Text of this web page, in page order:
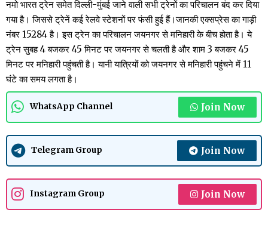
नमो भारत ट्रेन समेत दिल्ली-मुंबई जाने वाली सभी ट्रेनों का परिचालन बंद कर दिया
गया है। जिससे ट्रेनें कई रेलवे स्टेशनों पर फंसी हुई हैं।जानकी एक्सप्रेस का गाड़ी
नंबर 15284 है। इस ट्रेन का परिचालन जयनगर से मनिहारी के बीच होता है। ये
ट्रेन सुबह 4 बजकर 45 मिनट पर जयनगर से चलती है और शाम 3 बजकर 45
मिनट पर मनिहारी पहुंचती है। यानी यात्रियों को जयनगर से मनिहारी पहुंचने में 11
घंटे का समय लगता है।
WhatsApp Channel Join Now
Telegram Group Join Now
Instagram Group Join Now